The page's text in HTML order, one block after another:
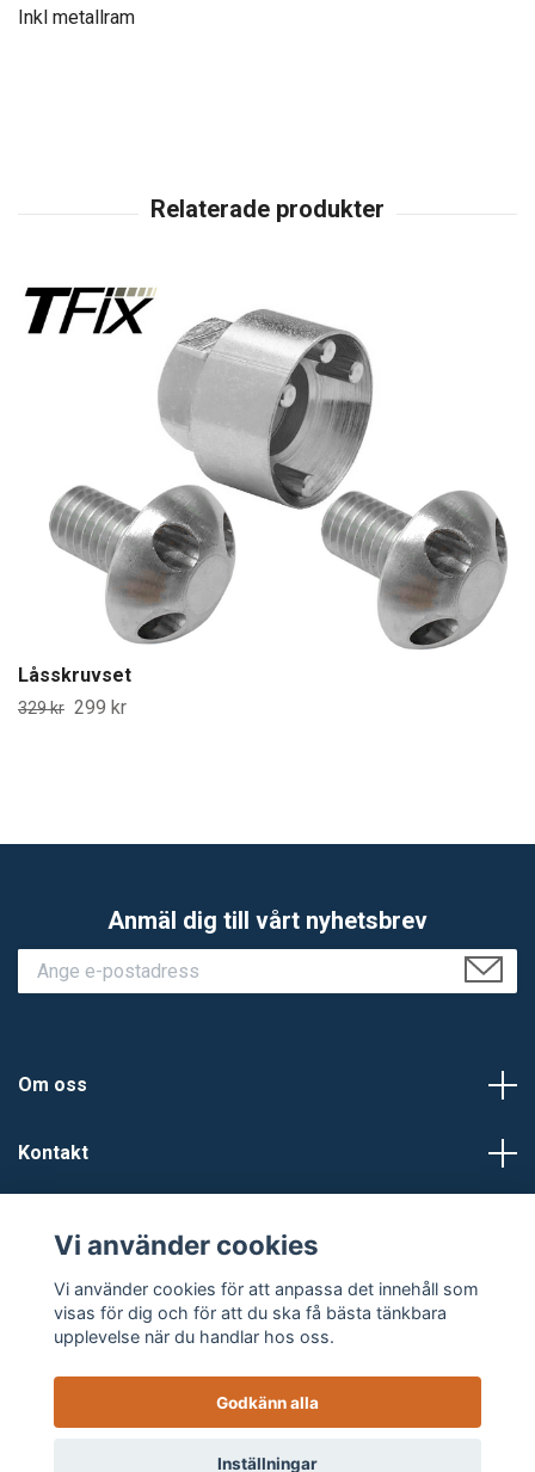
Inkl metallram
Låsskruvset
329 kr 299 kr
Anmäl dig till vårt nyhetsbrev
Om oss
Kontakt
Sociala medier
© 2026 Backes LjudPowered by Quickbutik
Vi använder cookies
Vi använder cookies för att anpassa det innehåll som
visas för dig och för att du ska få bästa tänkbara
upplevelse när du handlar hos oss.
Godkänn alla
Inställningar